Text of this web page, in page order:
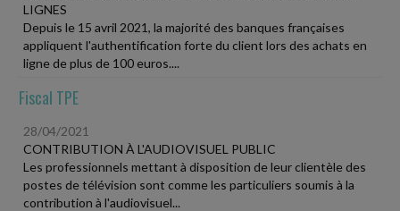
LIGNES
Depuis le 15 avril 2021, la majorité des banques françaises
appliquent l'authentification forte du client lors des achats en
ligne de plus de 100 euros....
Fiscal TPE
28/04/2021
CONTRIBUTION À L'AUDIOVISUEL PUBLIC
Les professionnels mettant à disposition de leur clientèle des
postes de télévision sont comme les particuliers soumis à la
contribution à l'audiovisuel...